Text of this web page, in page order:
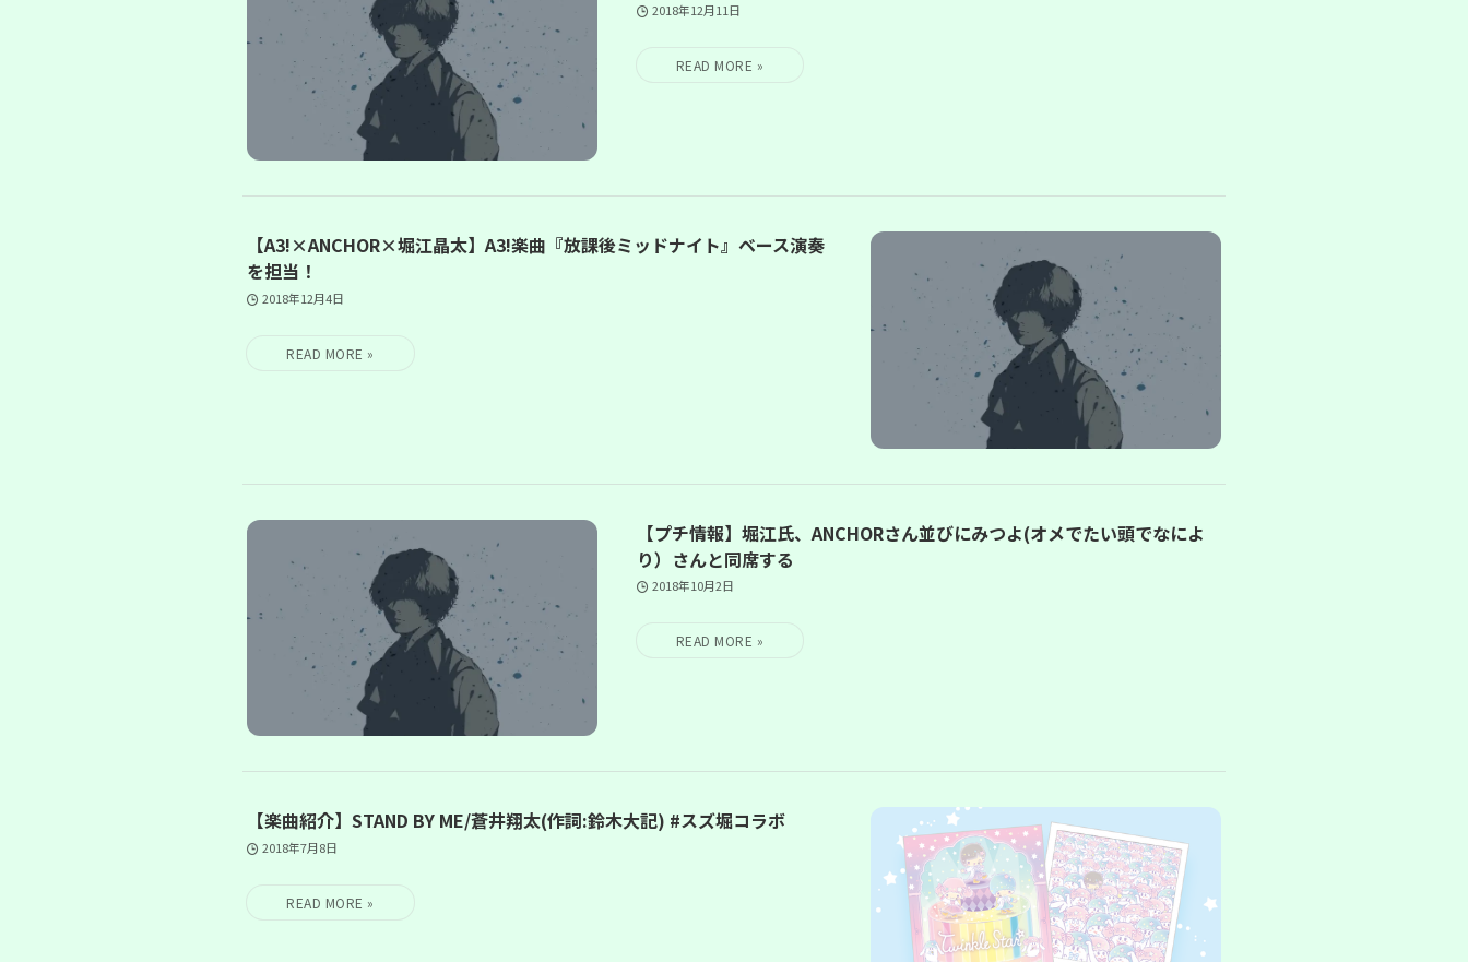
2018年12月11日
【A3!×ANCHOR×堀江晶太】A3!楽曲『放課後ミッドナイト』ベース演奏
を担当！
2018年12月4日
【プチ情報】堀江氏、ANCHORさん並びにみつよ(オメでたい頭でなによ
り）さんと同席する
2018年10月2日
【楽曲紹介】STAND BY ME/蒼井翔太(作詞:鈴木大記) #スズ堀コラボ
2018年7月8日